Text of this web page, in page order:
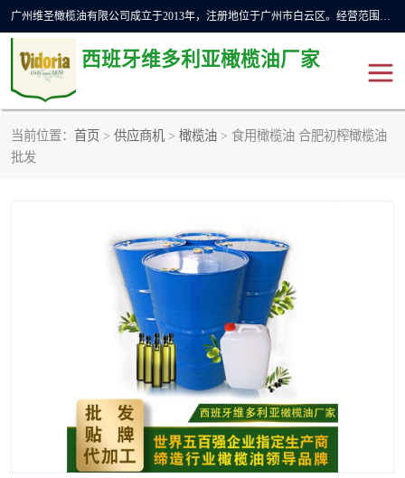
广州维圣橄榄油有限公司成立于2013年，注册地位于广州市白云区。经营范围包括饲料原料销售;畜牧渔业饲料销售;化妆品批发;贸易经纪;食品进出口等，主要产品有：橄榄果渣油，橄榄油，纯橄榄油等。
西班牙维多利亚橄榄油厂家
当前位置： 首页 > 供应商机 > 橄榄油 > 食用橄榄油 合肥初榨橄榄油
批发橄榄油
精炼橄榄油